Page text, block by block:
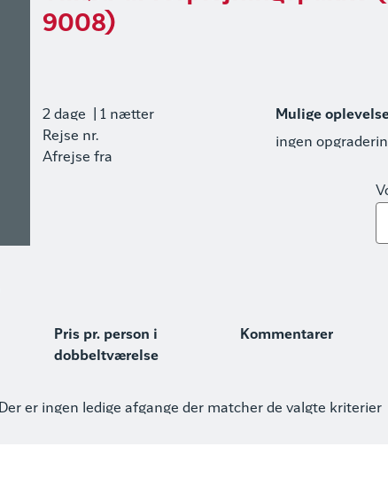
9008)
2 dage
| 1 nætter
Rejse nr.
Afrejse fra
Mulige
ingen
Pris pr. person i
dobbeltværelse
Kommentarer
Der er ingen ledige afgange der matcher de valgte kriterier